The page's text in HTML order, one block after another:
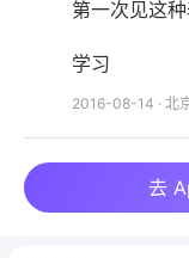
第一次见这种
学习
2016-08-14 · 北
去